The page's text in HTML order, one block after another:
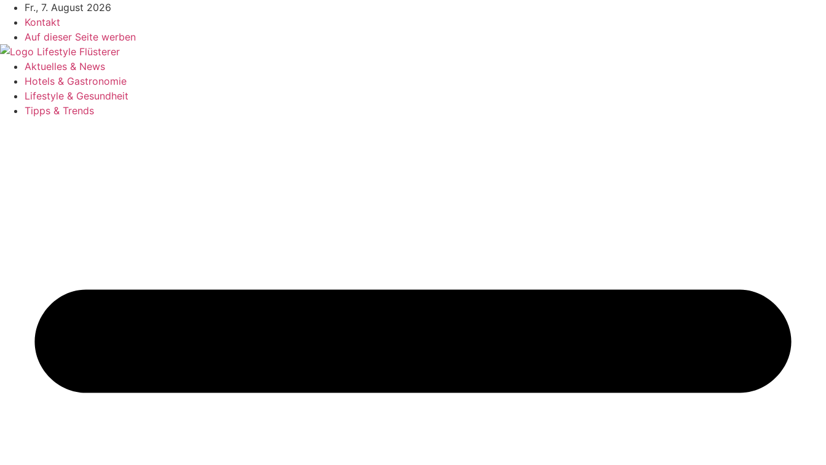
Zum
Inhalt
springen
Fr., 7. August 2026
Kontakt
Auf dieser Seite werben
Aktuelles & News
Hotels & Gastronomie
Lifestyle & Gesundheit
Tipps & Trends